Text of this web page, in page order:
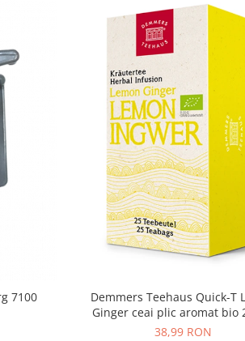
7100
Demmers Teehaus Quick-T
Ginger ceai plic aromat bio
38,99 RON